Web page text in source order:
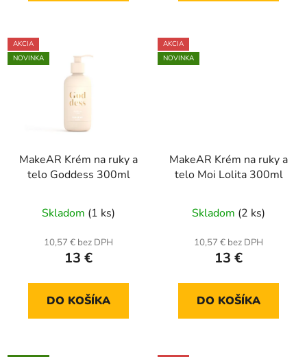
AKCIA
NOVINKA
MakeAR Krém na ruky a
telo Goddess 300ml
Skladom (1 ks)
10,57 € bez DPH
13 €
DO KOŠÍKA
AKCIA
NOVINKA
MakeAR Krém na ruky a
telo Moi Lolita 300ml
Skladom (2 ks)
10,57 € bez DPH
13 €
DO KOŠÍKA